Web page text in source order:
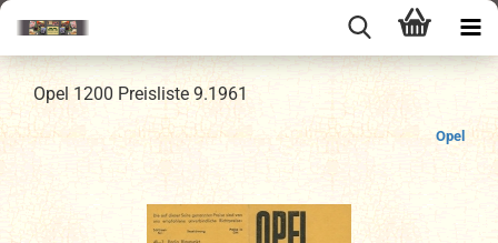
Opel 1200 Preisliste 9.1961
Opel